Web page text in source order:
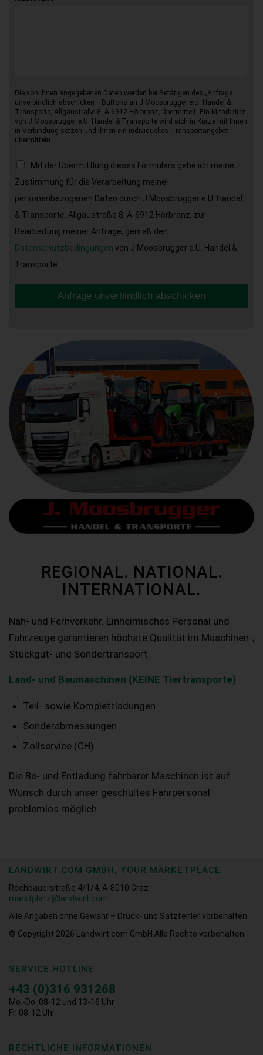
Die von Ihnen angegebenen Daten werden bei Betätigen des „Anfrage
unverbindlich abschicken“–Buttons an J.Moosbrugger e.U. Handel &
Transporte, Allgäustraße 8, A-6912 Hörbranz, übermittelt. Ein Mitarbeiter
von J.Moosbrugger e.U. Handel & Transporte wird sich in Kürze mit Ihnen
in Verbindung setzen und Ihnen ein individuelles Transportangebot
übermitteln.
Mit der Übermittlung dieses Formulars gebe ich meine
Zustimmung für die Verarbeitung meiner
personenbezogenen Daten durch J.Moosbrugger e.U. Handel
& Transporte, Allgäustraße 8, A-6912 Hörbranz, zur
Bearbeitung meiner Anfrage, gemäß den
Datenschutzbedingungen von J.Moosbrugger e.U. Handel &
Transporte.
Anfrage unverbindlich abschicken
REGIONAL. NATIONAL.
INTERNATIONAL.
Nah- und Fernverkehr. Einheimisches Personal und
Fahrzeuge garantieren höchste Qualität im Maschinen-,
Stückgut- und Sondertransport.
Land- und Baumaschinen (KEINE Tiertransporte)
Teil- sowie Komplettladungen
Sonderabmessungen
Zollservice (CH)
Die Be- und Entladung fahrbarer Maschinen ist auf
Wunsch durch unser geschultes Fahrpersonal
problemlos möglich.
LANDWIRT.COM GMBH, YOUR MARKETPLACE
Rechbauerstraße 4/1/4, A-8010 Graz
marktplatz@landwirt.com
Alle Angaben ohne Gewähr – Druck- und Satzfehler vorbehalten.
© Copyright 2026
Landwirt.com GmbH Alle Rechte vorbehalten.
SERVICE HOTLINE
+43 (0)316 931268
Mo.-Do. 08-12 und 13-16 Uhr
Fr. 08-12 Uhr
RECHTLICHE INFORMATIONEN